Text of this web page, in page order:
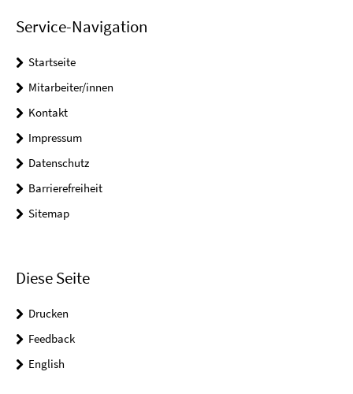
Service-Navigation
Startseite
Mitarbeiter/innen
Kontakt
Impressum
Datenschutz
Barrierefreiheit
Sitemap
Diese Seite
Drucken
Feedback
English